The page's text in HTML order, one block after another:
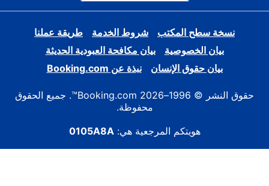
نسخة سطح المكتب شروط الخدمة
طريقة عملنا
بيان الخصوصية
بيان مكافحة العبودية الحديثة
بيان حقوق الإنسان
نبذة عن Booking.com
حقوق النشر © 1996–2026 Booking.com™. جميع الحقوق
محفوظة.
هويتكم المرجعية هي:0105A8A